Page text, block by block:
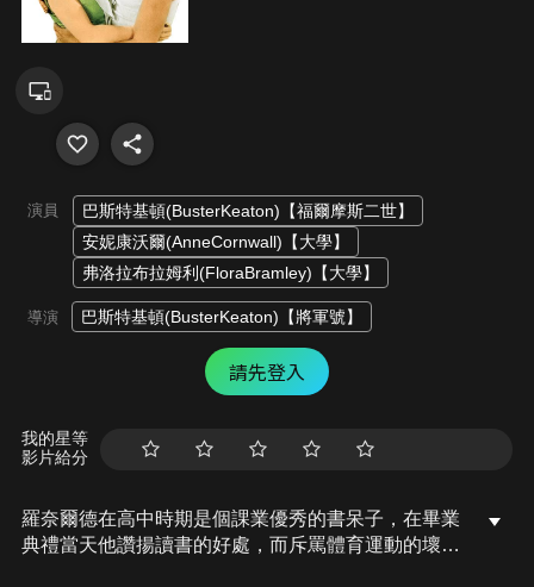
演員
巴斯特基頓(BusterKeaton)【福爾摩斯二世】
安妮康沃爾(AnneCornwall)【大學】
弗洛拉布拉姆利(FloraBramley)【大學】
導演 巴斯特基頓(BusterKeaton)【將軍號】
請先登入
我的星等
影片給分
羅奈爾德在高中時期是個課業優秀的書呆子，在畢業
典禮當天他讚揚讀書的好處，而斥罵體育運動的壞